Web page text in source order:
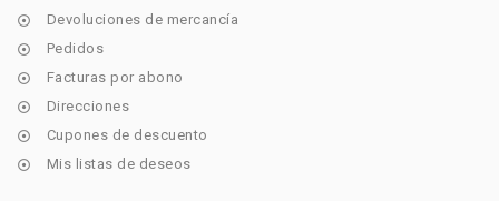
 Devoluciones de mercancía
 Pedidos
 Facturas por abono
 Direcciones
 Cupones de descuento
 Mis listas de deseos